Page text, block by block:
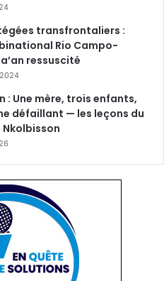
transfrontaliers :
Rio Campo-
ressuscité
: Une mère, trois enfants,
défaillant — les leçons du